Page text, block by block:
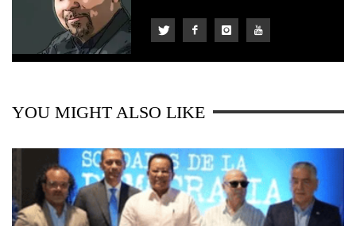
YOU MIGHT ALSO LIKE